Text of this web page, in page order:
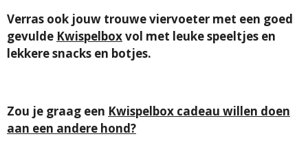
Verras ook jouw trouwe viervoeter met een goed
gevulde Kwispelboxvol met leuke speeltjes en
lekkere snacks en botjes.
Zou je graag een Kwispelbox cadeau willen doen
aan een andere hond?